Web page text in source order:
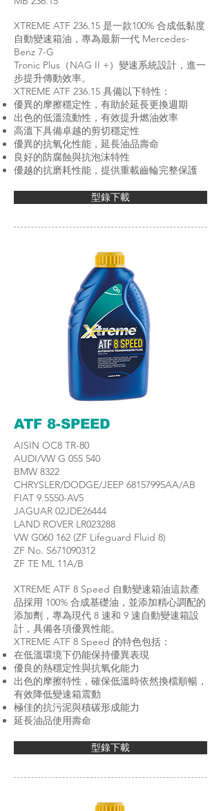
XTREME ATF 236.15 是一款100% 合成低黏度
自動變速箱油，專為最新一代 Mercedes-
Benz 7-G
Tronic Plus（NAG II +）變速系統設計，進一
步提升傳動效率。
XTREME ATF 236.15 具備以下特性：
優異的摩擦穩定性，有助於延長更換週期
出色的低溫流動性，有效提升燃油效率
高溫下具備卓越的剪切穩定性
優異的抗氧化性能，延長油品壽命
良好的防腐蝕與抗泡沫特性
優越的抗磨耗性能，提供重載齒輪完整保護
型錄下載
ATF 8-SPEED
AISIN OC8 TR-80
AUDI/VW G 055 540
BMW 8322
CHRYSLER/DODGE/JEEP 68157995AA/AB
FIAT 9.5550-AV5
JAGUAR 02JDE26444
LAND ROVER LR023288
VW G060 162 (ZF Lifeguard Fluid 8)
ZF No. S671090312
ZF TE ML 11A/B
XTREME ATF 8 Speed 自動變速箱油這款產
品採用 100% 合成基礎油，並添加精心調配的
添加劑，專為現代 8 速和 9 速自動變速箱設
計，具備各項優異性能。
XTREME ATF 8 Speed 的特色包括：
在低溫環境下仍能保持優異表現
優良的熱穩定性與抗氧化能力
出色的摩擦特性，確保低溫時依然換檔順暢，
有效降低變速箱震動
極佳的抗污泥與積碳形成能力
延長油品使用壽命
型錄下載